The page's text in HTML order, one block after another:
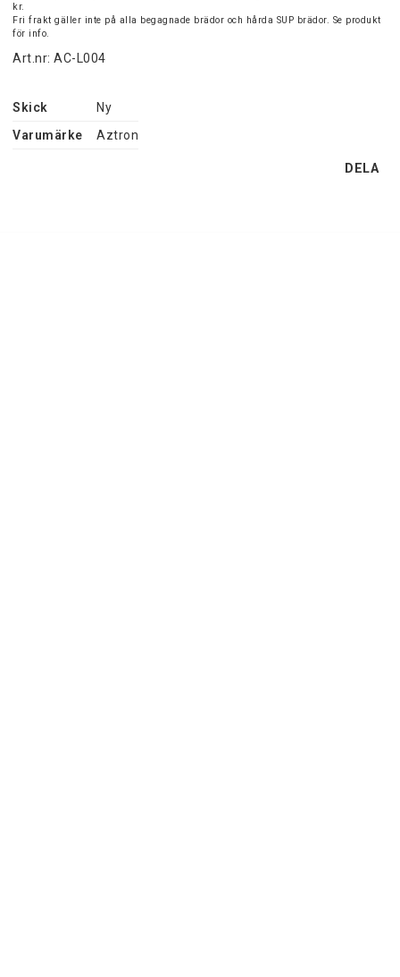
kr.
Fri frakt gäller inte på alla begagnade brädor och hårda SUP brädor. Se produkt
för info.
Art.nr: AC-L004
Skick
Ny
Varumärke
Aztron
DELA